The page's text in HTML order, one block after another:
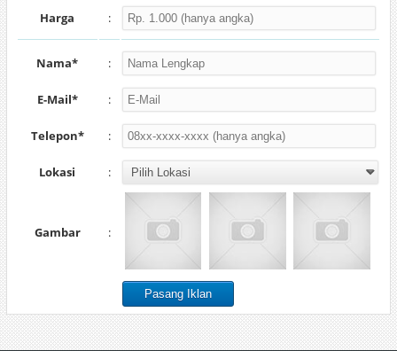
Harga :
Nama* :
E-Mail* :
Telepon* :
Lokasi :
Gambar :